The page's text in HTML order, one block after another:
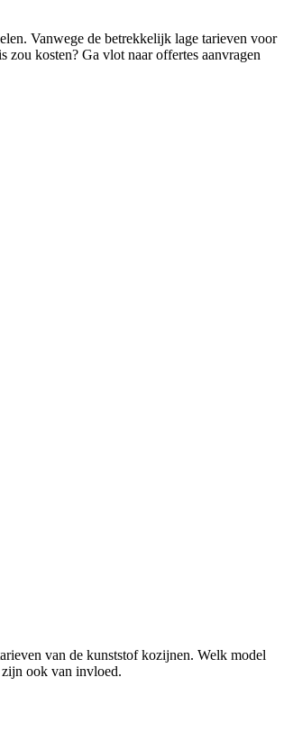
Vanwege de betrekkelijk lage tarieven voor
kosten? Ga vlot naar offertes aanvragen
van de kunststof kozijnen. Welk model
ook van invloed.